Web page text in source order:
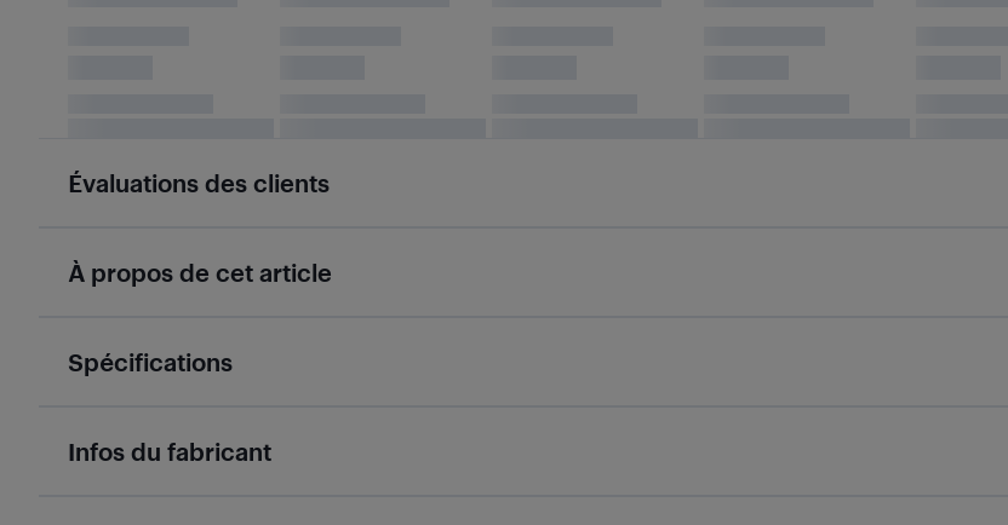
Évaluations des clients
À propos de cet article
Spécifications
Infos du fabricant